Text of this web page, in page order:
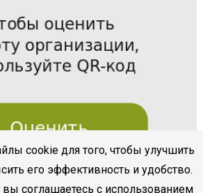
cookie для того, чтобы улучшить
его эффективность и удобство.
вы соглашаетесь с использованием